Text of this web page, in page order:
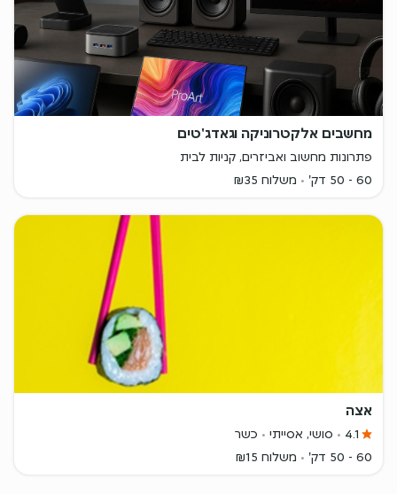
מחשבים אלקטרוניקה וגאדג'טים
פתרונות מחשוב ואביזרים, קניות לבית
60 - 50 דק'
משלוח ₪35
אצה
4.1 סושי, אסייתי
כשר
60 - 50 דק'
משלוח ₪15